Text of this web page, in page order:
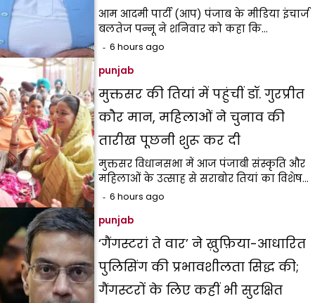
आम आदमी पार्टी (आप) पंजाब के मीडिया इंचार्ज
बलतेज पन्नू ने शनिवार को कहा कि…
6 hours ago
punjab
मुक्तसर की तियां में पहुंचीं डॉ. गुरप्रीत
कौर मान, महिलाओं ने चुनाव की
तारीख पूछनी शुरू कर दी
मुक्तसर विधानसभा में आज पंजाबी संस्कृति और
महिलाओं के उत्साह से सराबोर तियां का विशेष…
6 hours ago
punjab
‘गैंगस्टरां ते वार’ ने ख़ुफ़िया-आधारित
पुलिसिंग की प्रभावशीलता सिद्ध की;
गैंगस्टरों के लिए कहीं भी सुरक्षित